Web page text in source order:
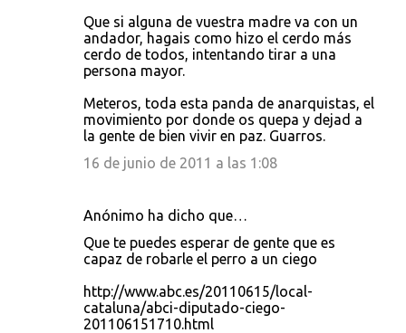
Que si alguna de vuestra madre va con un
andador, hagais como hizo el cerdo más
cerdo de todos, intentando tirar a una
persona mayor.
Meteros, toda esta panda de anarquistas, el
movimiento por donde os quepa y dejad a
la gente de bien vivir en paz. Guarros.
16 de junio de 2011 a las 1:08
Anónimo ha dicho que…
Que te puedes esperar de gente que es
capaz de robarle el perro a un ciego
http://www.abc.es/20110615/local-
cataluna/abci-diputado-ciego-
201106151710.html